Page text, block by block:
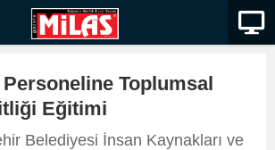
Toplumsal
Eğitimi
Belediyesi İnsan Kaynakları ve